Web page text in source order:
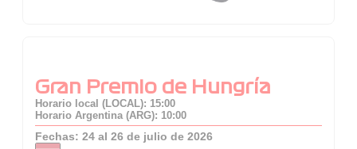
Gran Premio de Hungría
Horario local (LOCAL): 15:00
Horario Argentina (ARG): 10:00
Fechas: 24 al 26 de julio de 2026